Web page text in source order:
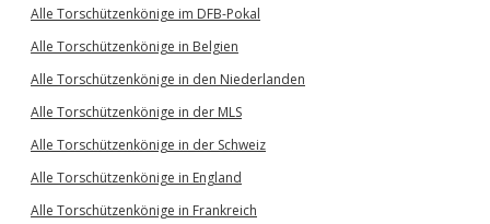
Alle Torschützenkönige im DFB-Pokal
Alle Torschützenkönige in Belgien
Alle Torschützenkönige in den Niederlanden
Alle Torschützenkönige in der MLS
Alle Torschützenkönige in der Schweiz
Alle Torschützenkönige in England
Alle Torschützenkönige in Frankreich